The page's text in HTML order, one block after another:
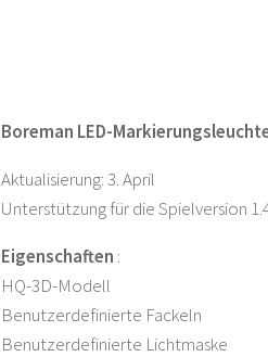
Boreman LED-
Aktualisierung: 3. April
Unterstützung für die Spielversion
Eigenschaften :
HQ-3D-Modell
Benutzerdefinierte Fackeln
Benutzerdefinierte Lichtmaske